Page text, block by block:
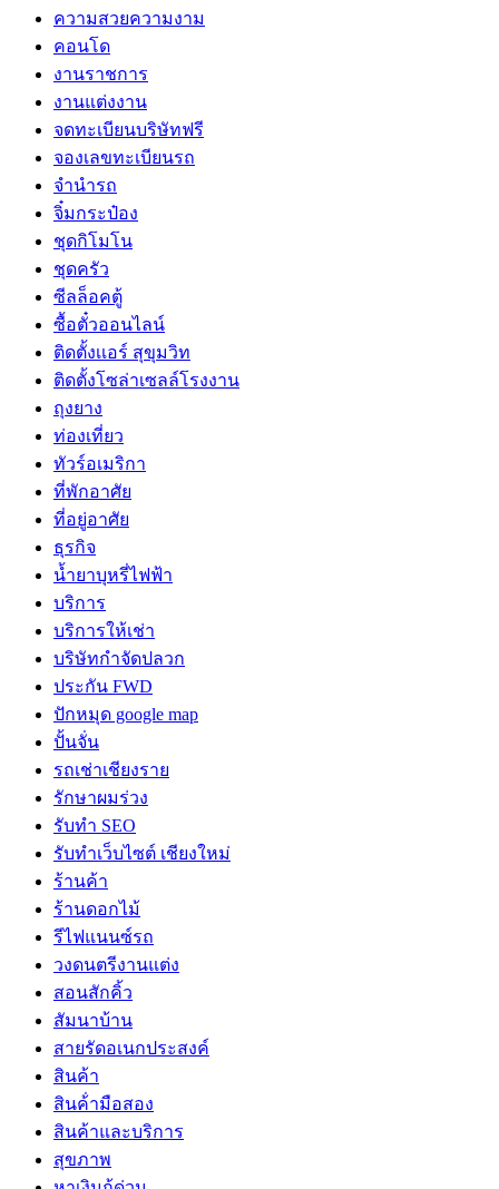
ความสวยความงาม
คอนโด
งานราชการ
งานแต่งงาน
จดทะเบียนบริษัทฟรี
จองเลขทะเบียนรถ
จำนำรถ
จิ๋มกระป๋อง
ชุดกิโมโน
ชุดครัว
ซีลล็อคตู้
ซื้อตั๋วออนไลน์
ติดตั้งเเอร์ สุขุมวิท
ติดตั้งโซล่าเซลล์โรงงาน
ถุงยาง
ท่องเที่ยว
ทัวร์อเมริกา
ที่พักอาศัย
ที่อยู่อาศัย
ธุรกิจ
น้ำยาบุหรี่ไฟฟ้า
บริการ
บริการให้เช่า
บริษัทกำจัดปลวก
ประกัน FWD
ปักหมุด google map
ปั้นจั่น
รถเช่าเชียงราย
รักษาผมร่วง
รับทำ SEO
รับทำเว็บไซต์ เชียงใหม่
ร้านค้า
ร้านดอกไม้
รีไฟแนนซ์รถ
วงดนตรีงานแต่ง
สอนสักคิ้ว
สัมนาบ้าน
สายรัดอเนกประสงค์
สินค้า
สินค้่ามือสอง
สินค้าและบริการ
สุขภาพ